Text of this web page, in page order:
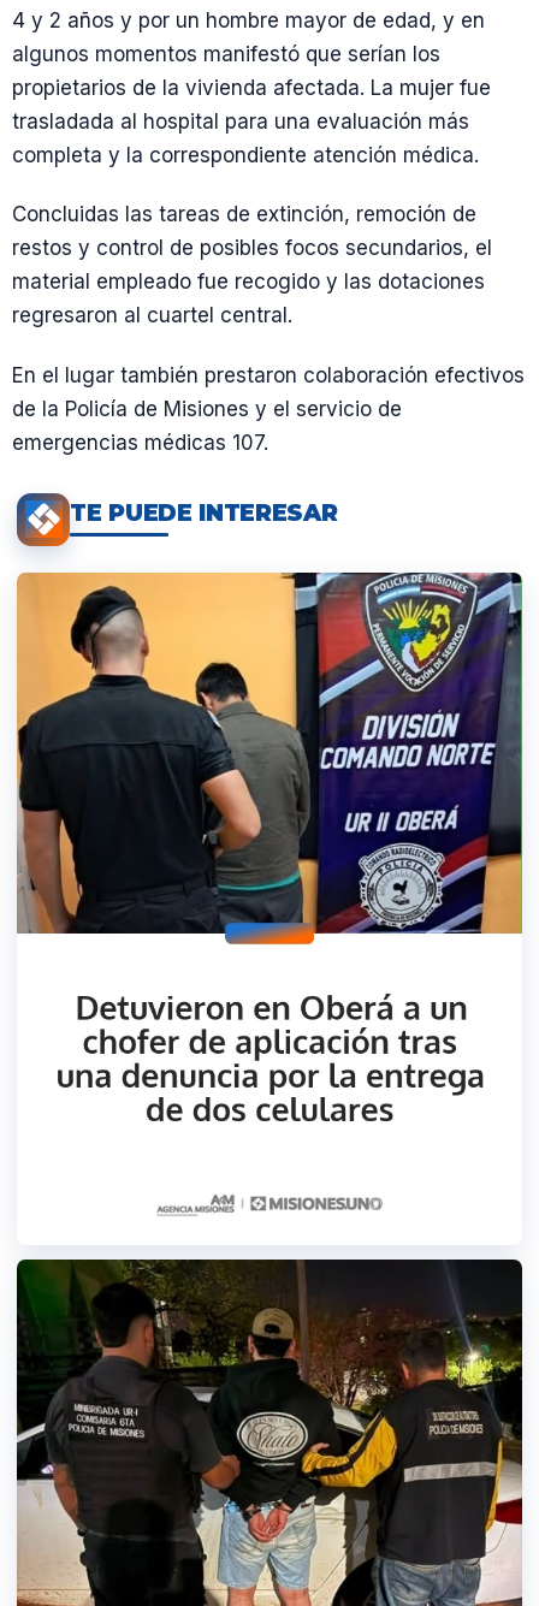
4 y 2 años y por un hombre mayor de edad, y en
algunos momentos manifestó que serían los
propietarios de la vivienda afectada. La mujer fue
trasladada al hospital para una evaluación más
completa y la correspondiente atención médica.
Concluidas las tareas de extinción, remoción de
restos y control de posibles focos secundarios, el
material empleado fue recogido y las dotaciones
regresaron al cuartel central.
En el lugar también prestaron colaboración efectivos
de la Policía de Misiones y el servicio de
emergencias médicas 107.
TE PUEDE INTERESAR